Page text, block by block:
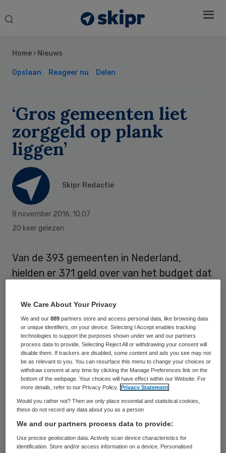
Search
Home › Nieuws
Opslaan Reageer nu Delen
‘Gros gemeenten liet
zorggeld op plank
liggen’
Skipr Redactie
8 november 2016, 10:07
20 keer gelezen
Van de 393 gemeenten in Nederland,
hielden er 371 geld over van het budget dat
jeugdzorg vorig jaar. Dat meldt het
ambtenarenblad Binnenlands Bestuur
dinsdag op basis van onderzoek.
Voor de uitvoering van de Participatiewet,
die ingevoerd is om mensen aan een baan te
helpen, was het rijksbudget voor twee op
de drie gemeenten onvoldoende. Per saldo
lieten gemeenten voor een bedrag van 807
miljoen van het geld dat ze van het rijk
kregen op de plank liggen.
Sidebar
We Care About Your Privacy
We and our889 partners store and access personal data, like browsing data
or unique identifiers, on your device. Selecting I Accept enables tracking
technologies to support the purposes shown under we and our partners
process data to provide. Selecting Reject All or withdrawing your consent will
disable them. If trackers are disabled, some content and ads you see may not
be as relevant to you. You can resurface this menu to change your choices or
withdraw consent at any time by clicking the Manage Preferences link on the
bottom of the webpage. Your choices will have effect within our Website. For
more details, refer to our Privacy Policy.
Privacy Statement
Would you rather not? Then we only place essential and statistical cookies,
these do not record any data about you as a person
We and our partners process data to provide:
Use precise geolocation data. Actively scan device characteristics for
identification. Store and/or access information on a device. Personalised